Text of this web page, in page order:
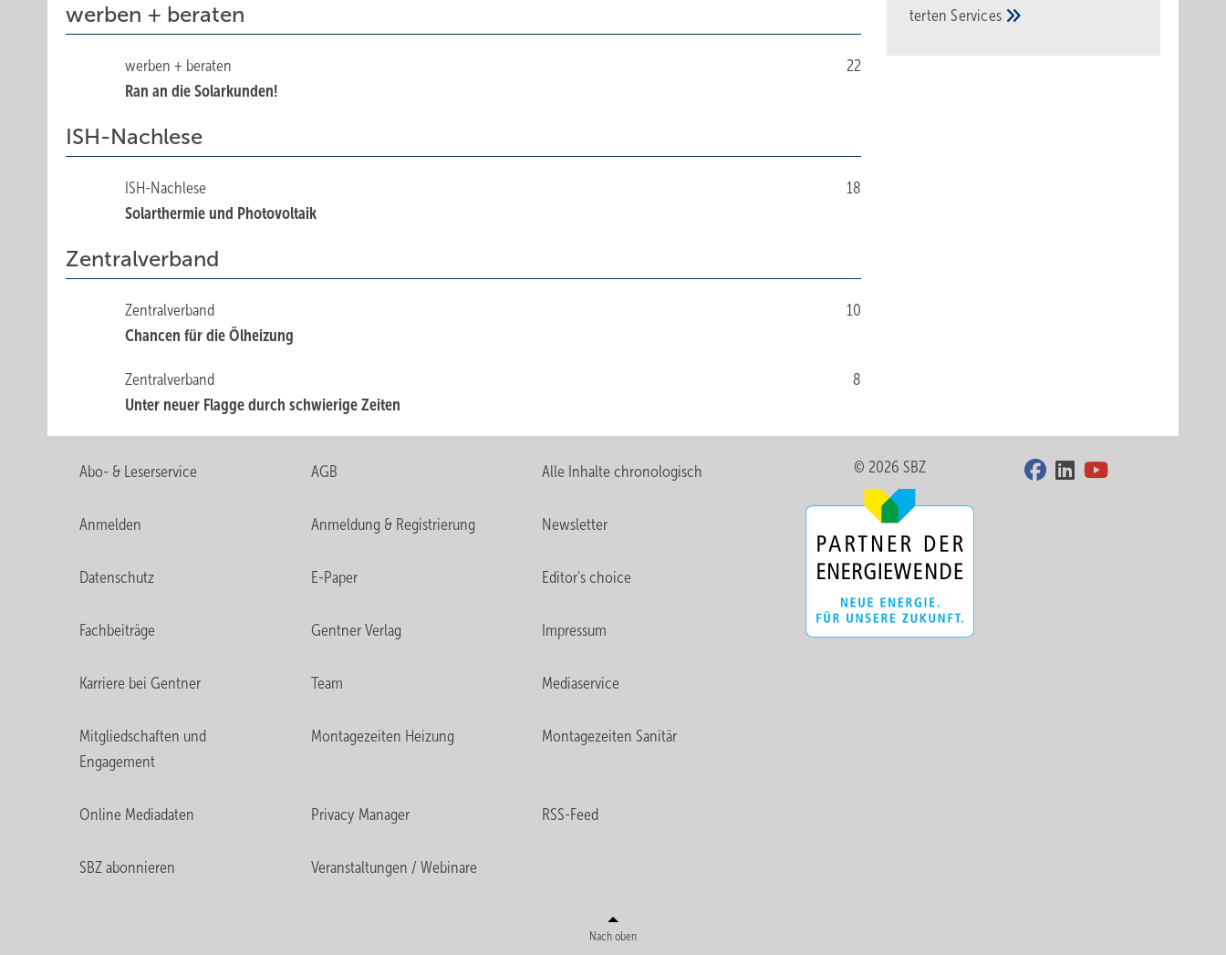
werben + beraten
22
werben + beraten
Ran an die Solarkunden!
ISH-Nachlese
18
ISH-Nachlese
Solarthermie und Photovoltaik
Zentralverband
10
Zentralverband
Chancen für die Ölheizung
8
Zentralverband
Unter neuer Flagge durch schwierige Zeiten
tertenServices
Abo- & Leserservice AGB Alle Inhalte chronologisch
Anmelden Anmeldung & Registrierung Newsletter
Datenschutz E-Paper Editor's choice
Fachbeiträge Gentner Verlag Impressum
Karriere bei Gentner Team Mediaservice
Mitgliedschaften und
Engagement
Montagezeiten Heizung Montagezeiten Sanitär
Online Mediadaten Privacy Manager RSS-Feed
SBZ abonnieren Veranstaltungen / Webinare
© 2026 SBZ
Nach oben